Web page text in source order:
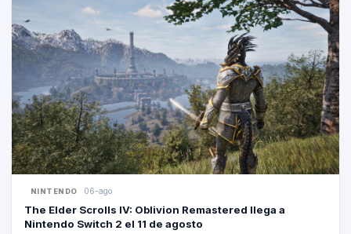
GEARS OF
GAMING NEWS ·
STEAM
NINTENDO 06-ago
The Elder Scrolls IV: Oblivion Remastered llega a
Nintendo Switch 2 el 11 de agosto